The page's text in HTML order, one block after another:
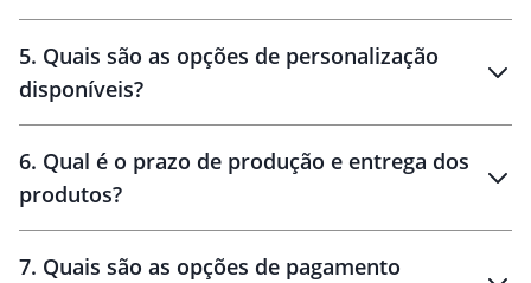
brinde
personalização
amostra virtual
5. Quais são as opções de personalização
disponíveis?
6. Qual é o prazo de produção e entrega dos
produtos?
7. Quais são as opções de pagamento